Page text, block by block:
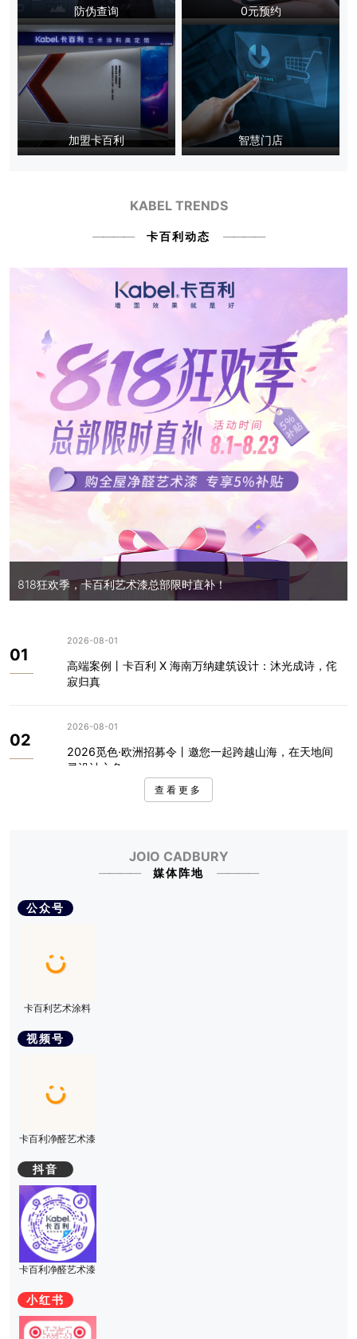
防伪查询 0元预约
加盟卡百利 智慧门店
KABEL TRENDS
卡百利动态
818狂欢季，卡百利艺术漆总部限时直补！
01
2026-08-01
高端案例丨卡百利 X 海南万纳建筑设计：沐光成诗，侘
寂归真
02
2026-08-01
2026觅色·欧洲招募令丨邀您一起跨越山海，在天地间
寻设计之色
04 2026-07-31
动会圆满召开
2026-07-30
尤先生设计工作室X卡百利艺术漆丨175㎡南洋风，曲
线美学+低饱和撞色
08 2026-07-27
卡百利异业俱乐部AI赋能专场助行业精英共拓增长新局
09 2026-07-27
对话扬州为山设计石伟丨夫妻养老房的混搭美学
查看更多
JOIO CADBURY
媒体阵地
公众号
卡百利艺术涂料
视频号
卡百利净醛艺术漆
抖音
卡百利净醛艺术漆
小红书